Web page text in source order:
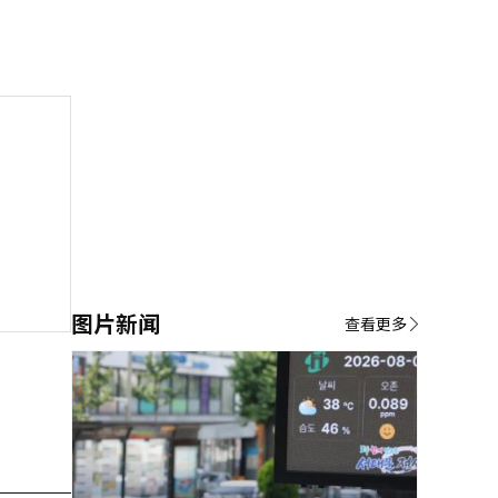
图片新闻 查看更多